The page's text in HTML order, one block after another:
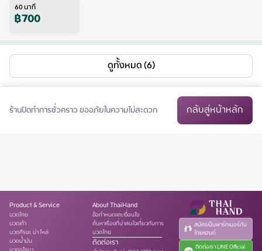
60นาที
฿700
ดูทั้งหมด (6)
ร้านปิดทำการชั่วคราว ขออภัยในความไม่สะดวก กลับสู่หน้าหลัก
Product & Service
นวดไทย
นวดเท้า
นวดศีรษะ บ่า ไหล่
นวดน้ำมัน
About ThaiHand
ข้อกำหนดและเงื่อนไข
ค้นหาเรื่องที่น่าสนใจเกี่ยวกับการ
นวดไทย
ติดต่อเรา
สมัครเป็นพาร์ทเนอร์กับ
ไทยแฮนด์
ติดต่อเรา LINE Official